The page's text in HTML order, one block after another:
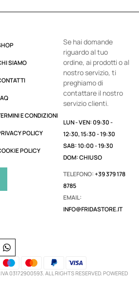
SIAMO
E CONDIZIONI
POLICY
POLICY
Se hai domande
riguardo al tuo
ordine, ai prodotti o al
nostro servizio, ti
preghiamo di
contattare il nostro
servizio clienti.
LUN - VEN: 09:30 -
12:30, 15:30 - 19:30
SAB: 10:00 - 19:30
DOM: CHIUSO
TELEFONO:+39 379 178
8785
EMAIL:
INFO@FRIDASTORE.IT
03172900593. ALL RIGHTS RESERVED. POWERED